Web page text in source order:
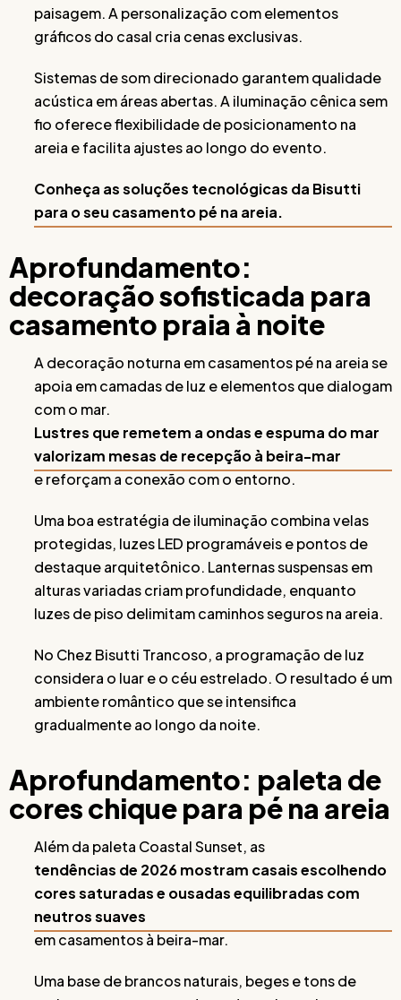
paisagem. A personalização com elementos
gráficos do casal cria cenas exclusivas.
Sistemas de som direcionado garantem qualidade
acústica em áreas abertas. A iluminação cênica sem
fio oferece flexibilidade de posicionamento na
areia e facilita ajustes ao longo do evento.
Conheça as soluções tecnológicas da Bisutti
para o seu casamento pé na areia.
Aprofundamento:
decoração sofisticada para
casamento praia à noite
A decoração noturna em casamentos pé na areia se
apoia em camadas de luz e elementos que dialogam
com o mar.
Lustres que remetem a ondas e espuma do mar
valorizam mesas de recepção à beira-mar
e reforçam a conexão com o entorno.
Uma boa estratégia de iluminação combina velas
protegidas, luzes LED programáveis e pontos de
destaque arquitetônico. Lanternas suspensas em
alturas variadas criam profundidade, enquanto
luzes de piso delimitam caminhos seguros na areia.
No Chez Bisutti Trancoso, a programação de luz
considera o luar e o céu estrelado. O resultado é um
ambiente romântico que se intensifica
gradualmente ao longo da noite.
Aprofundamento: paleta de
cores chique para pé na areia
Além da paleta Coastal Sunset, as
tendências de 2026 mostram casais escolhendo
cores saturadas e ousadas equilibradas com
neutros suaves
em casamentos à beira-mar.
Uma base de brancos naturais, beges e tons de